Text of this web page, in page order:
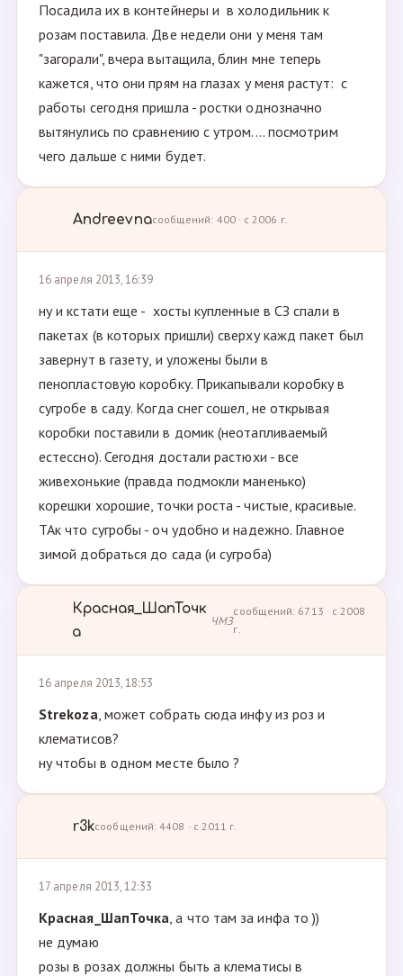
Посадила их в контейнеры и в холодильник к
розам поставила. Две недели они у меня там
"загорали", вчера вытащила, блин мне теперь
кажется, что они прям на глазах у меня растут: с
работы сегодня пришла - ростки однозначно
вытянулись по сравнению с утром.... посмотрим
чего дальше с ними будет.
Andreevnaсообщений: 400 · с 2006 г.
16 апреля 2013, 16:39
ну и кстати еще - хосты купленные в СЗ спали в
пакетах (в которых пришли) сверху кажд пакет был
завернут в газету, и уложены были в
пенопластовую коробку. Прикапывали коробку в
сугробе в саду. Когда снег сошел, не открывая
коробки поставили в домик (неотапливаемый
естессно). Сегодня достали растюхи - все
живехонькие (правда подмокли маненько)
корешки хорошие, точки роста - чистые, красивые.
ТАк что сугробы - оч удобно и надежно. Главное
зимой добраться до сада (и сугроба)
Красная_ШапТочк
а
ЧМЗ
сообщений: 6713 · с 2008
г.
16 апреля 2013, 18:53
Strekoza, может собрать сюда инфу из роз и
клематисов?
ну чтобы в одном месте было ?
r3kсообщений: 4408 · с 2011 г.
17 апреля 2013, 12:33
Красная_ШапТочка, а что там за инфа то ))
не думаю
розы в розах должны быть а клематисы в